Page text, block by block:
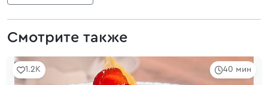
Смотрите также
40 мин
1.2K